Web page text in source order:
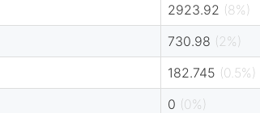
2923.92 (8%)
730.98 (2%)
182.745 (0.5%)
0 (0%)